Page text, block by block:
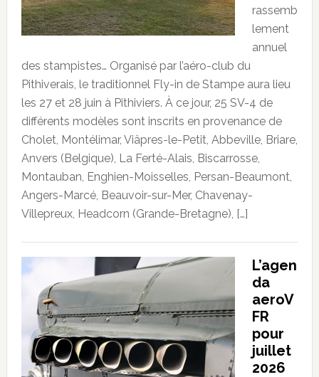
rassemb
lement
annuel
des stampistes… Organisé par l’aéro-club du
Pithiverais, le traditionnel Fly-in de Stampe aura lieu
les 27 et 28 juin à Pithiviers. À ce jour, 25 SV-4 de
différents modèles sont inscrits en provenance de
Cholet, Montélimar, Viâpres-le-Petit, Abbeville, Briare,
Anvers (Belgique), La Ferté-Alais, Biscarrosse,
Montauban, Enghien-Moisselles, Persan-Beaumont,
Angers-Marcé, Beauvoir-sur-Mer, Chavenay-
Villepreux, Headcorn (Grande-Bretagne), […]
L’agen
da
aeroV
FR
pour
juillet
2026